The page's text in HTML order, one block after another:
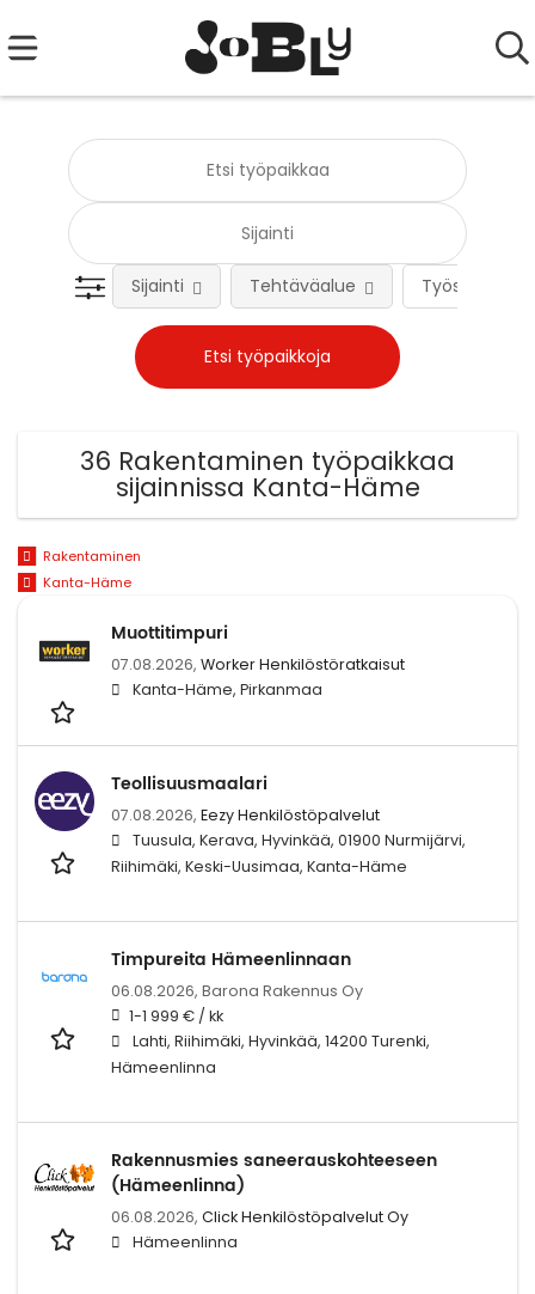
Työsuhteen
Sijainti Tehtäväalue
36 Rakentaminen työpaikkaa
sijainnissa Kanta-Häme
Rakentaminen
Kanta-Häme
Muottitimpuri
07.08.2026, Worker Henkilöstöratkaisut
Kanta-Häme, Pirkanmaa
Teollisuusmaalari
07.08.2026, Eezy Henkilöstöpalvelut
Tuusula, Kerava, Hyvinkää, 01900 Nurmijärvi,
Riihimäki, Keski-Uusimaa, Kanta-Häme
Timpureita Hämeenlinnaan
06.08.2026, Barona Rakennus Oy
1-1 999 € / kk
Lahti, Riihimäki, Hyvinkää, 14200 Turenki,
Hämeenlinna
Rakennusmies saneerauskohteeseen
(Hämeenlinna)
06.08.2026, Click Henkilöstöpalvelut Oy
Hämeenlinna